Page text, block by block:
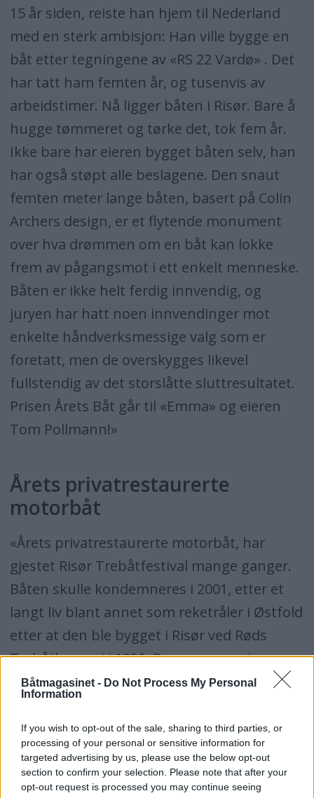
Båtmagasinet - Do Not Process My Personal
Information
If you wish to opt-out of the sale, sharing to third parties, or
processing of your personal or sensitive information for
targeted advertising by us, please use the below opt-out
section to confirm your selection. Please note that after your
opt-out request is processed you may continue seeing
15 år siden, reiste han hjem til Nederland
med en sterk ambisjon: Han ville bygge en
båt etter tegningene av «RS 22 Vardø» . Det
har tatt ham femten år, og tusenvis av
arbeidstimer. Nå ligger båten i Risør. Bare å
hugge tømmeret og tørke det, tok fem år.
Ikke bare har eieren bygget båten selv, han
har også støpt alle beslagene. Den snaut
femten meter lange båten, basert på Colin
Archers design, er et flytende monument
over hva drømmen om en båt kan lokke
frem av pågangsmot i ett enkelt menneske.
Båten er ikke helt ferdig innvendig, og
juryen har hatt noen innvendinger mot
enkelte håndverksmessige valg som er
foretatt, men de overskygges likevel
fullstendig av det storslåtte sluttresultatet.
Prisen Årets Båt går til «Emma» og eieren
Tom Pollmann!»
Årets privatrestaurerte
motorbåt
«Årets privatrestaurerte motorbåt, har
gjestet Risør Trebåtfestival mange ganger.
Båten skulle kondemneres i 2001, etter et
langt liv blant annet som reketråler i Østfold
etter at den ble bygget i Risør ved Røds
Trebåtbyggeri i 1939. Den nennsomt
restaurerte båten er tilbakeført til det
dag i bruk som familiebåt. Det
håndverksmessige er utført på en faglig
svært forsvarlig måte, og eierne har med